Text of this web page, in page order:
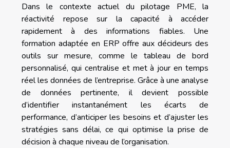
Dans le contexte actuel du pilotage PME, la
réactivité repose sur la capacité à accéder
rapidement à des informations fiables. Une
formation adaptée en ERP offre aux décideurs des
outils sur mesure, comme le tableau de bord
personnalisé, qui centralise et met à jour en temps
réel les données de l’entreprise. Grâce à une analyse
de données pertinente, il devient possible
d’identifier instantanément les écarts de
performance, d’anticiper les besoins et d’ajuster les
stratégies sans délai, ce qui optimise la prise de
décision à chaque niveau de l’organisation.